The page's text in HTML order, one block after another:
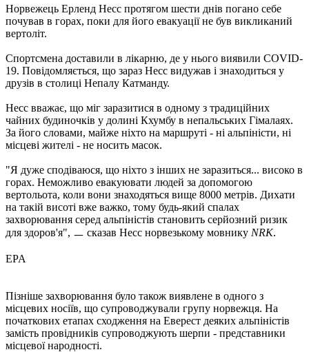
Норвежець Ерленд Несс протягом шести днів погано себе
почував в горах, поки для його евакуації не був викликаний
вертоліт.
Спортсмена доставили в лікарню, де у нього виявили COVID-
19. Повідомляється, що зараз Несс видужав і знаходиться у
друзів в столиці Непалу Катманду.
Несс вважає, що міг заразитися в одному з традиційних
чайних будиночків у долині Кхумбу в непальських Гімалаях.
За його словами, майже ніхто на маршруті - ні альпіністи, ні
місцеві жителі - не носить масок.
"Я дуже сподіваюся, що ніхто з інших не заразиться... високо в
горах. Неможливо евакуювати людей за допомогою
вертольота, коли вони знаходяться вище 8000 метрів. Дихати
на такій висоті вже важко, тому будь-який спалах
захворювання серед альпіністів становить серйозний ризик
для здоров'я", ㅡ сказав Несс норвезькому мовнику NRK.
EPA
Пізніше захворювання було також виявлене в одного з
місцевих носіїв, що супроводжували групу норвежця. На
початкових етапах сходження на Еверест деяких альпіністів
замість провідників супроводжують шерпи - представники
місцевої народності.